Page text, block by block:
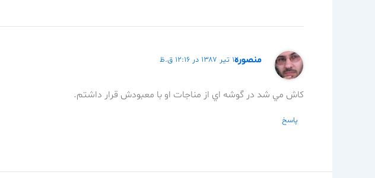
منصوره۱۲ تیر ۱۳۸۷ در ۱۲:۱۶ ق.ظ
كاش مي شد در گوشه اي از مناجات او با معبودش قرار داشتم.
پاسخ